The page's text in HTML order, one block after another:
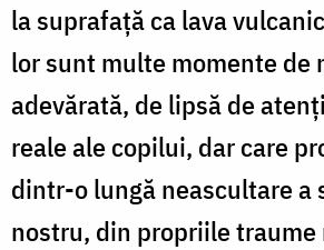
la suprafaţă ca lava
lor sunt multe momente de
adevărată, de lipsă de
reale ale copilui, dar care
dintr-o lungă neascultare a
nostru, din propriile traume